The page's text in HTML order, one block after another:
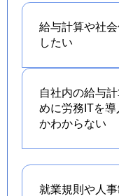
給与計算や社
したい
自社内の給与
めに労務ITを
かわからない
就業規則や人